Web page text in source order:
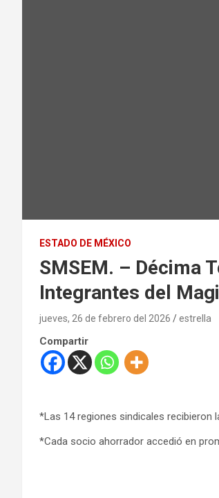
ESTADO DE MÉXICO
SMSEM. – Décima
Integrantes del
jueves, 26 de febrero del 2026 estrella
Compartir
*Las 14 regiones sindicales recibieron
*Cada socio ahorrador accedió en